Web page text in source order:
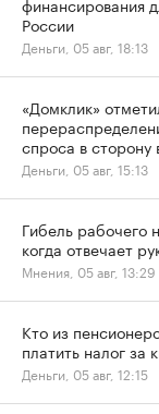
России
Деньги, 05 авг, 18:13
«Домклик»
спроса в сторону
Деньги, 05 авг, 15:13
Гибель рабочего
когда отвечает
Мнения, 05 авг, 13:29
Кто из
платить налог за
Деньги, 05 авг, 12:15